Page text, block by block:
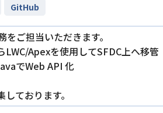
GitHub
ご担当いただきます。
LWC/Apexを使用してSFDC上へ移管
でWeb API 化
ております。